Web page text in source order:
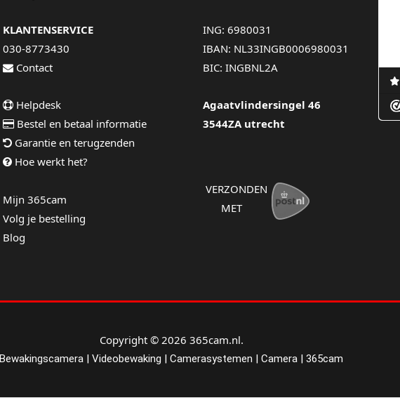
KLANTENSERVICE
030-8773430
Contact
Helpdesk
Bestel en betaal informatie
Garantie en terugzenden
Hoe werkt het?
Mijn 365cam
Volg je bestelling
Blog
ING: 6980031
IBAN: NL33INGB0006980031
BIC: INGBNL2A
Agaatvlindersingel 46
3544ZA utrecht
VERZONDEN
MET
Copyright © 2026 365cam.nl.
Bewakingscamera | Videobewaking | Camerasystemen | Camera | 365cam